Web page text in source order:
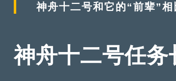
神舟十二号和它的“前辈”相
神舟十二号任